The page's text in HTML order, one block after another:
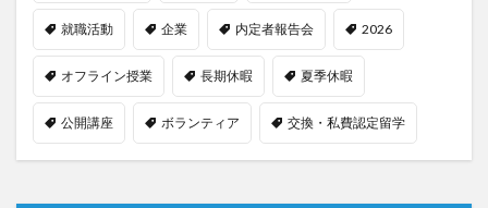
就職活動 企業 内定者報告会 2026
オフライン授業 長期休暇 夏季休暇
公開講座 ボランティア 交換・私費認定留学